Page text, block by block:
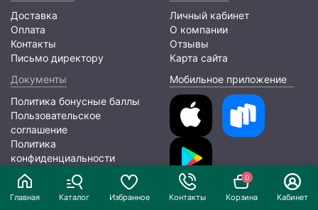
Главная Каталог Избранное Контакты
0
Корзина Кабинет
Доставка
Оплата
Контакты
Письмо директору
Личный кабинет
О компании
Отзывы
Карта сайта
Документы
Политика бонусные баллы
Пользовательское
соглашение
Политика
конфиденциальности
Мобильное приложение
2026 © ООО «ЛИОНПАК»